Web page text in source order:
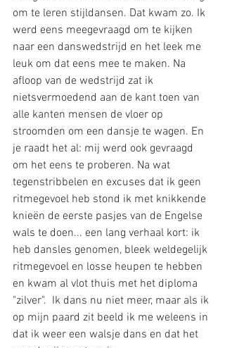
om te leren stijldansen. Dat kwam zo. Ik
werd eens meegevraagd om te kijken
naar een danswedstrijd en het leek me
leuk om dat eens mee te maken. Na
afloop van de wedstrijd zat ik
nietsvermoedend aan de kant toen van
alle kanten mensen de vloer op
stroomden om een dansje te wagen. En
je raadt het al: mij werd ook gevraagd
om het eens te proberen. Na wat
tegenstribbelen en excuses dat ik geen
ritmegevoel heb stond ik met knikkende
knieën de eerste pasjes van de Engelse
wals te doen... een lang verhaal kort: ik
heb dansles genomen, bleek weldegelijk
ritmegevoel en losse heupen te hebben
en kwam al vlot thuis met het diploma
"zilver".  Ik dans nu niet meer, maar als ik
op mijn paard zit beeld ik me weleens in
dat ik weer een walsje dans en dat het